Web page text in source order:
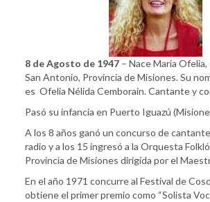
8 de Agosto de 1947 – Nace María
San Antonio, Provincia de Misiones. Su
es Ofelia Nélida Cemborain. Cantante y
Pasó su infancia en Puerto Iguazú
A los 8 años ganó un concurso de
radio y a los 15 ingresó a la Orquesta
Provincia de Misiones dirigida por el
En el año 1971 concurre al Festival de
obtiene el primer premio como “Solista